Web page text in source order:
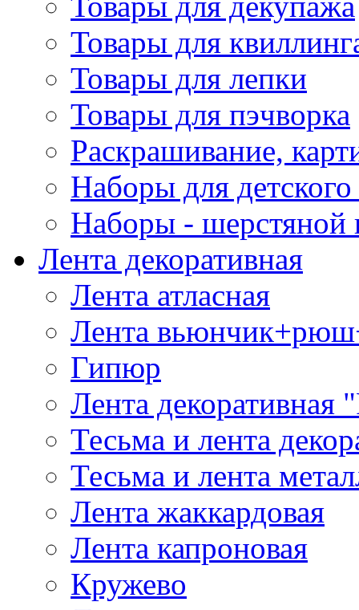
Товары для
Товары для лепки
Товары для пэчворка
Раскрашивание,
Наборы для
Наборы - шерстяной
Лента декоративная
Лента атласная
Лента
Гипюр
Лента декоративная
Тесьма и лента
Тесьма и лента
Лента жаккардовая
Лента капроновая
Кружево